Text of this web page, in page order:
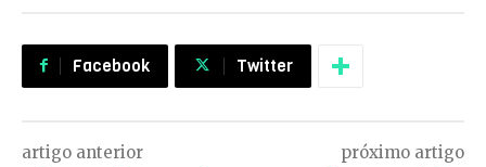
Facebook Twitter
artigo anterior próximo artigo